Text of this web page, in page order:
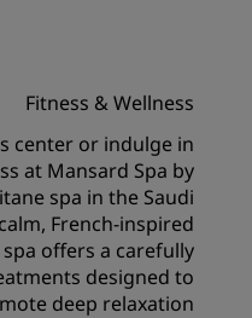
Fitness & Wellness
center or indulge in
at Mansard Spa by
spa in the Saudi
French-inspired
offers a carefully
designed to
deep relaxation.